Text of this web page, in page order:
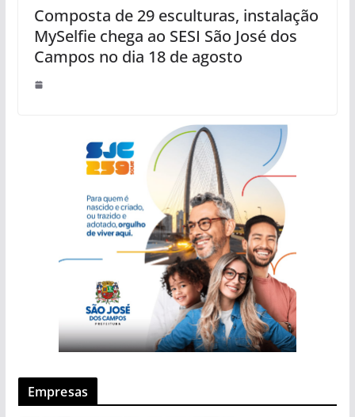
Composta de 29 esculturas, instalação
MySelfie chega ao SESI São José dos
Campos no dia 18 de agosto
Empresas